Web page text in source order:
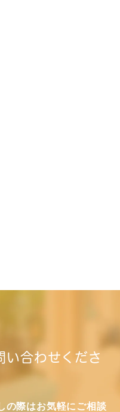
い合わせくださ
の際はお気軽にご相談